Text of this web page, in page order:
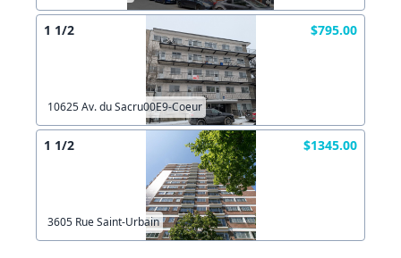
1 1/2 $795.00
10625 Av. du Sacru00E9-Coeur
1 1/2 $1345.00
3605 Rue Saint-Urbain